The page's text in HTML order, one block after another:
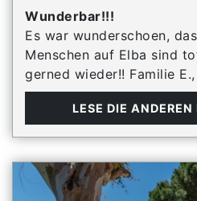
Wunderbar!!!
Es war wunderschoen,
Menschen auf Elba sind
gerned wieder!! Familie
LESE DIE